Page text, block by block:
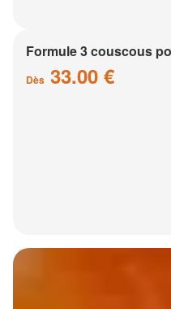
Formule 3 couscous
Dès 33.00 €